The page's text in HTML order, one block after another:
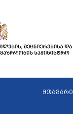
მთავარი